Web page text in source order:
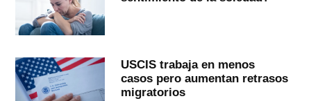
USCIS trabaja en menos
casos pero aumentan retrasos
migratorios